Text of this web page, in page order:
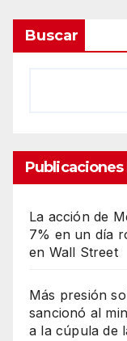
Buscar
La acción de
7% en un día
en Wall Street
Más presión
sancionó al
a la cúpula de